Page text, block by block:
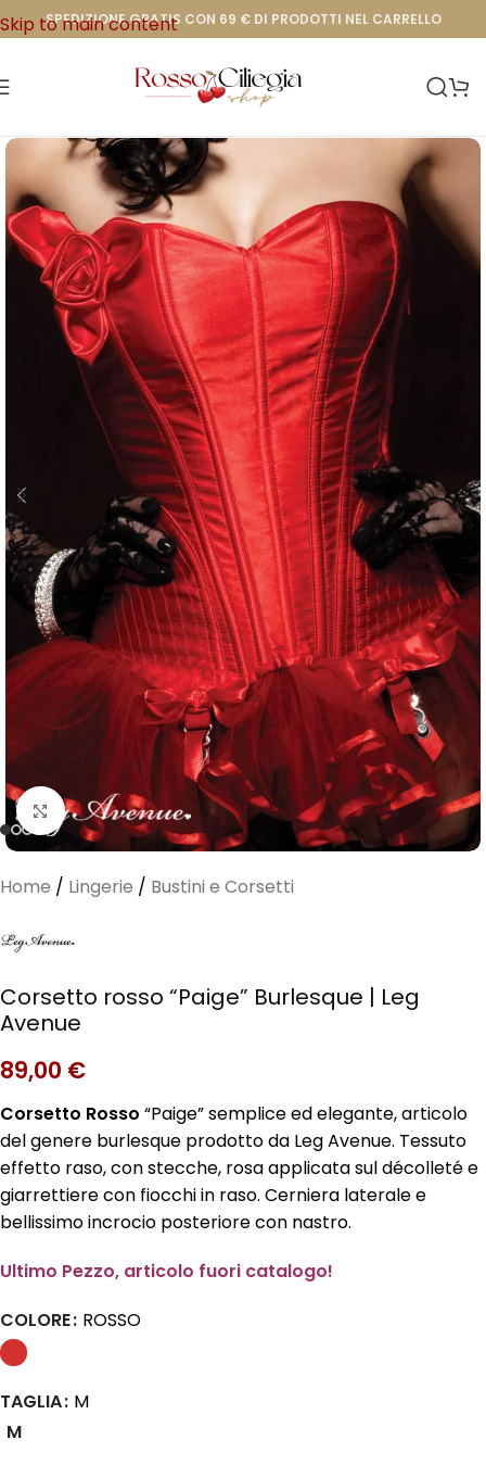
Skip to main content
SPEDIZIONE GRATIS CON 69 € DI PRODOTTI NEL CARRELLO
Clicca per ingrandire
Home / Lingerie / Bustini e Corsetti
Corsetto rosso “Paige” Burlesque | Leg
Avenue
89,00 €
Corsetto Rosso “Paige” semplice ed elegante, articolo
del genere burlesque prodotto da Leg Avenue. Tessuto
effetto raso, con stecche, rosa applicata sul décolleté e
giarrettiere con fiocchi in raso. Cerniera laterale e
bellissimo incrocio posteriore con nastro.
Ultimo Pezzo, articolo fuori catalogo!
COLORE ROSSO
TAGLIA M
M